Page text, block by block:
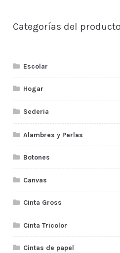
Categorías del producto
Escolar
Hogar
Sederia
Alambres y Perlas
Botones
Canvas
Cinta Gross
Cinta Tricolor
Cintas de papel